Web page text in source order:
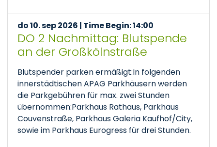
do 10. sep 2026 | Time Begin: 14:00
DO 2 Nachmittag: Blutspende
an der Großkölnstraße
Blutspender parken ermäßigt:In folgenden
innerstädtischen APAG Parkhäusern werden
die Parkgebühren für max. zwei Stunden
übernommen:Parkhaus Rathaus, Parkhaus
Couvenstraße, Parkhaus Galeria Kaufhof/City,
sowie im Parkhaus Eurogress für drei Stunden.